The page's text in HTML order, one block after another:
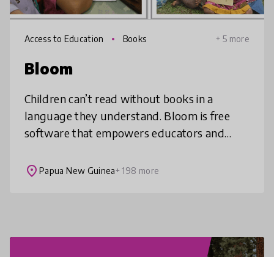
Access to Education Books + 5 more
Bloom
Children can’t read without books in a
language they understand. Bloom is free
software that empowers educators and
language even with limited tech skills. With
place Papua New Guinea+ 198 more